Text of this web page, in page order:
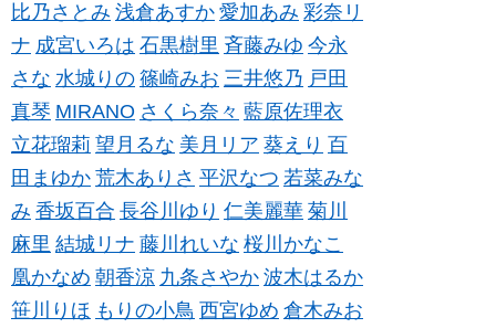
比乃さとみ 浅倉あすか 愛加あみ 彩奈リ
ナ 成宮いろは 石黒樹里 斉藤みゆ 今永
さな 水城りの 篠崎みお 三井悠乃 戸田
真琴 MIRANO さくら奈々 藍原佐理衣
立花瑠莉 望月るな 美月リア 葵えり 百
田まゆか 荒木ありさ 平沢なつ 若菜みな
み 香坂百合 長谷川ゆり 仁美麗華 菊川
麻里 結城リナ 藤川れいな 桜川かなこ
凰かなめ 朝香涼 九条さやか 波木はるか
笹川りほ もりの小鳥 西宮ゆめ 倉木みお